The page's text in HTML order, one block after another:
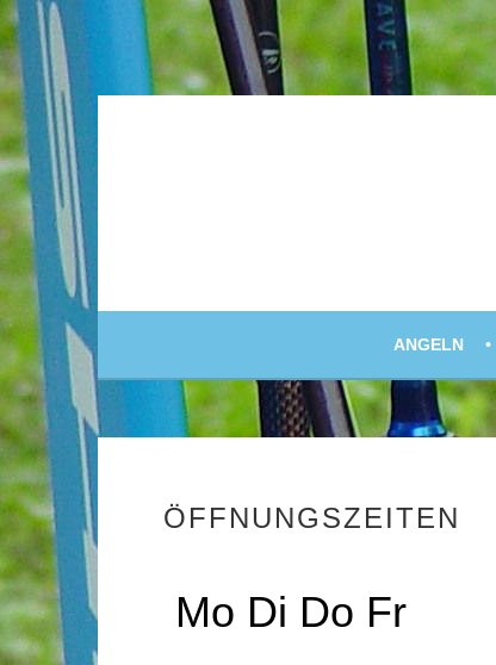
SCHLISSKEANGELN
ÖFFNUNGSZEITEN
Mo Di Do Fr